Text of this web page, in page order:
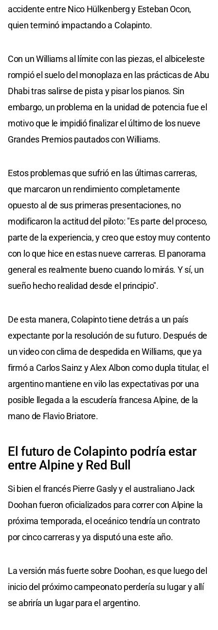
accidente entre Nico Hülkenberg y Esteban Ocon,
quien terminó impactando a Colapinto.
Con un Williams al límite con las piezas, el albiceleste
rompió el suelo del monoplaza en las prácticas de Abu
Dhabi tras salirse de pista y pisar los pianos. Sin
embargo, un problema en la unidad de potencia fue el
motivo que le impidió finalizar el último de los nueve
Grandes Premios pautados con Williams.
Estos problemas que sufrió en las últimas carreras,
que marcaron un rendimiento completamente
opuesto al de sus primeras presentaciones, no
modificaron la actitud del piloto: "Es parte del proceso,
parte de la experiencia, y creo que estoy muy contento
con lo que hice en estas nueve carreras. El panorama
general es realmente bueno cuando lo mirás. Y sí, un
sueño hecho realidad desde el principio".
De esta manera, Colapinto tiene detrás a un país
expectante por la resolución de su futuro. Después de
un video con clima de despedida en Williams, que ya
firmó a Carlos Sainz y Alex Albon como dupla titular, el
argentino mantiene en vilo las expectativas por una
posible llegada a la escudería francesa Alpine, de la
mano de Flavio Briatore.
El futuro de Colapinto podría estar
entre Alpine y Red Bull
Si bien el francés Pierre Gasly y el australiano Jack
Doohan fueron oficializados para correr con Alpine la
próxima temporada, el oceánico tendría un contrato
por cinco carreras y ya disputó una este año.
La versión más fuerte sobre Doohan, es que luego del
inicio del próximo campeonato perdería su lugar y allí
se abriría un lugar para el argentino.